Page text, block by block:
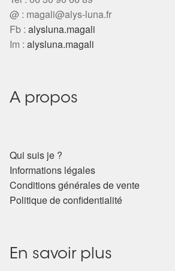
@ : magali@alys-luna.fr
Fb : alysluna.magali
Im : alysluna.magali
A propos
Qui suis je ?
Informations légales
Conditions générales de vente
Politique de confidentialité
En savoir plus